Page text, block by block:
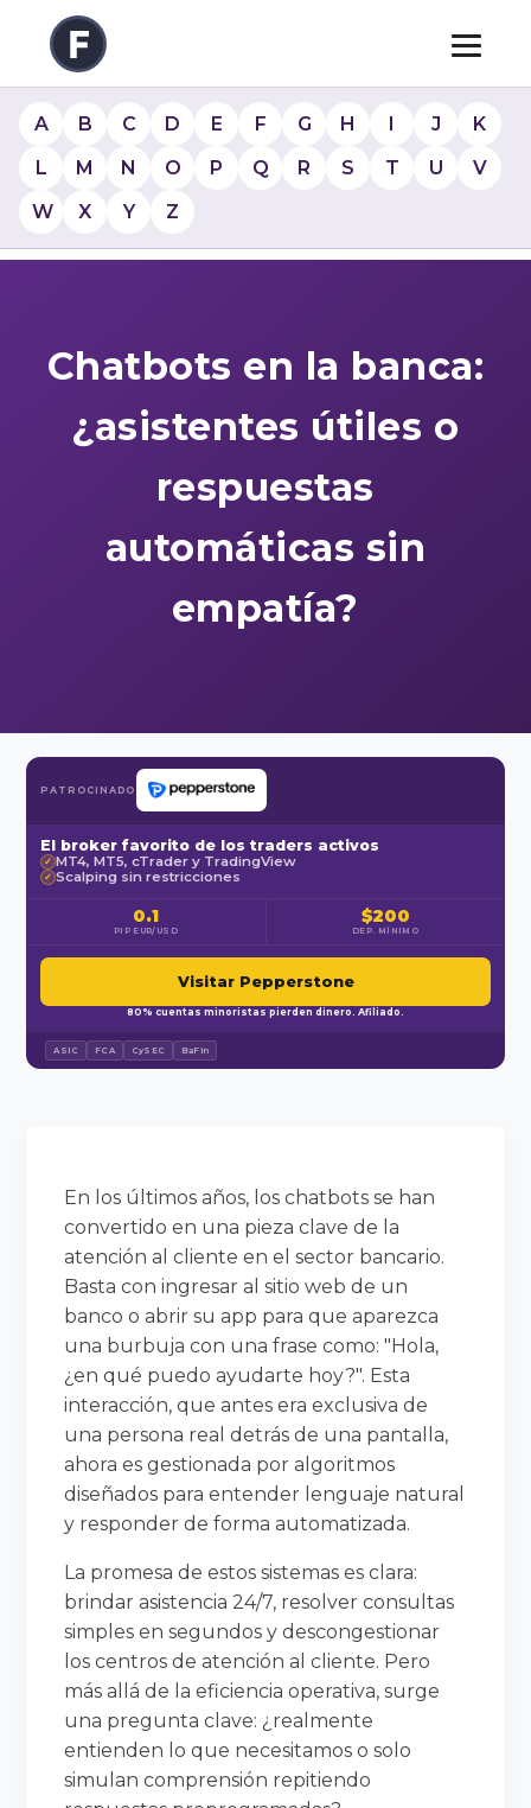
A B C D E F G H I J
K
L
M N O P Q R S T U
V
W
X Y Z
Chatbots en la banca:
¿asistentes útiles o
respuestas
automáticas sin
empatía?
PATROCINADO
El broker favorito de los traders activos
✓ MT4, MT5, cTrader y TradingView
✓ Scalping sin restricciones
0.1
PIP EUR/USD
$200
DEP. MÍNIMO
Visitar Pepperstone
80% cuentas minoristas pierden dinero. Afiliado.
ASIC FCA CySEC BaFin
En los últimos años, los chatbots se han
convertido en una pieza clave de la
atención al cliente en el sector bancario.
Basta con ingresar al sitio web de un
banco o abrir su app para que aparezca
una burbuja con una frase como: "Hola,
¿en qué puedo ayudarte hoy?". Esta
interacción, que antes era exclusiva de
una persona real detrás de una pantalla,
ahora es gestionada por algoritmos
diseñados para entender lenguaje natural
y responder de forma automatizada.
La promesa de estos sistemas es clara:
brindar asistencia 24/7, resolver consultas
simples en segundos y descongestionar
los centros de atención al cliente. Pero
más allá de la eficiencia operativa, surge
una pregunta clave: ¿realmente
entienden lo que necesitamos o solo
simulan comprensión repitiendo